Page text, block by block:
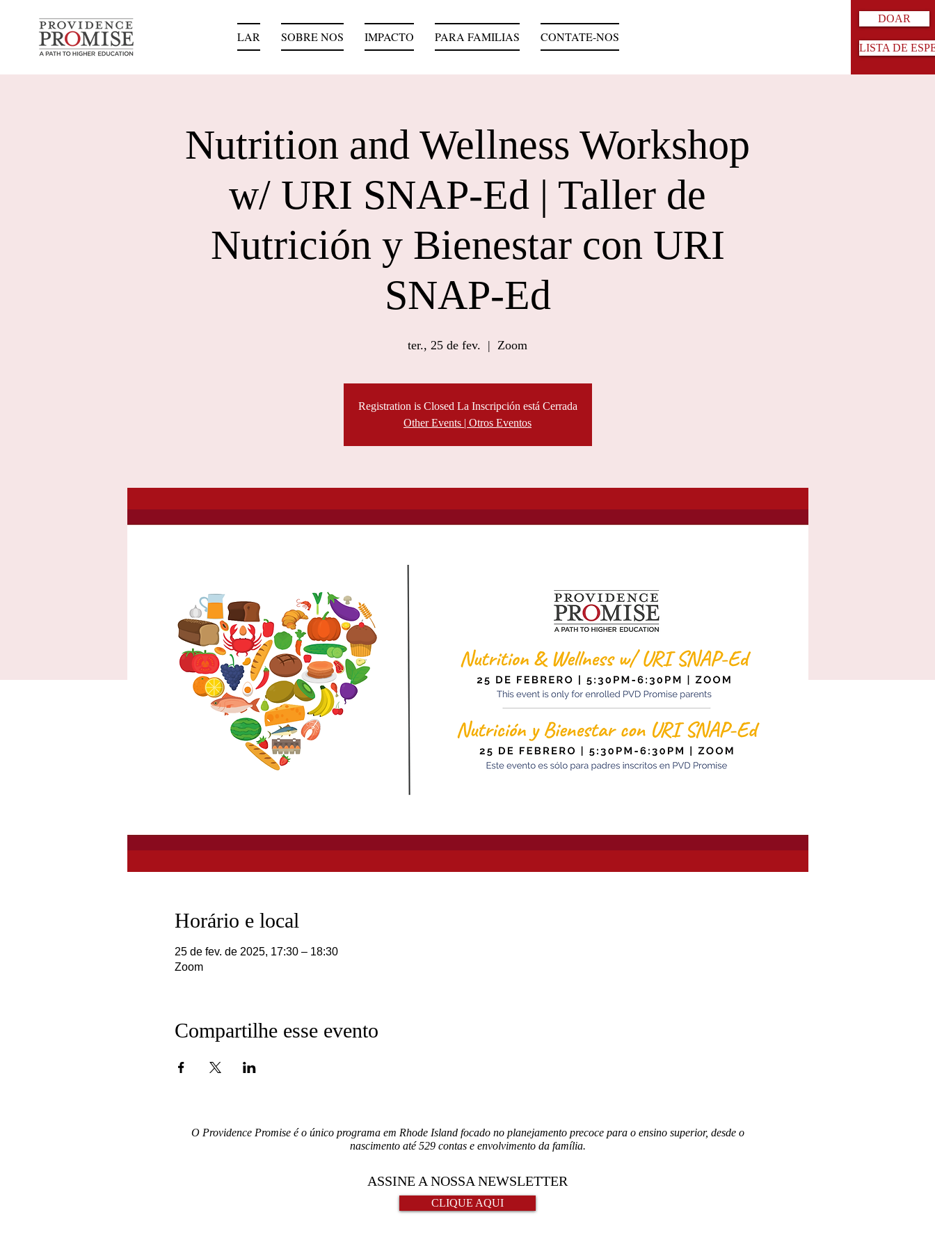
LAR SOBRE NOS IMPACTO PARA FAMILIAS CONTATE-NOS
DOAR
LISTA DE
Nutrition and Wellness Workshop
w/ URI SNAP-Ed | Taller de
Nutrición y Bienestar con URI
SNAP-Ed
ter., 25 de fev.
  |
Zoom
Registration is Closed La Inscripción está Cerrada
Other Events | Otros Eventos
Horário e local
25 de fev. de 2025, 17:30 – 18:30
Zoom
Compartilhe esse evento
O Providence Promise é o único programa em Rhode Island focado no planejamento precoce para o ensino superior, desde o
nascimento até 529 contas e envolvimento da família.
ASSINE A NOSSA NEWSLETTER
CLIQUE AQUI